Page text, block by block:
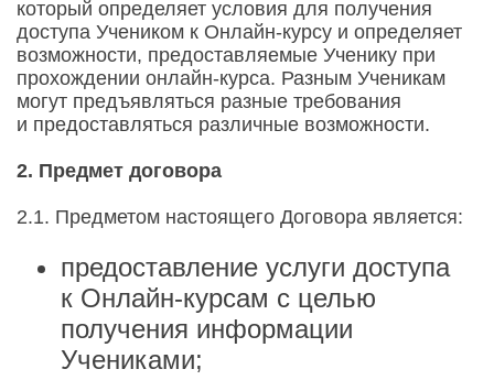
который определяет условия для получения
доступа Учеником к Онлайн-курсу и определяет
возможности, предоставляемые Ученику при
прохождении онлайн-курса. Разным Ученикам
могут предъявляться разные требования
и предоставляться различные возможности.
2. Предмет договора
2.1. Предметом настоящего Договора является:
предоставление услуги доступа
к Онлайн-курсам с целью
получения информации
Учениками;